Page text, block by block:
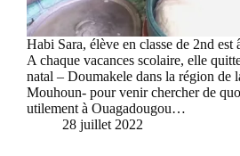
Habi Sara, élève en classe de 2nd est
A chaque vacances scolaire, elle
natal – Doumakele dans la région de
Mouhoun- pour venir chercher de
utilement à Ouagadougou…
28 juillet 2022